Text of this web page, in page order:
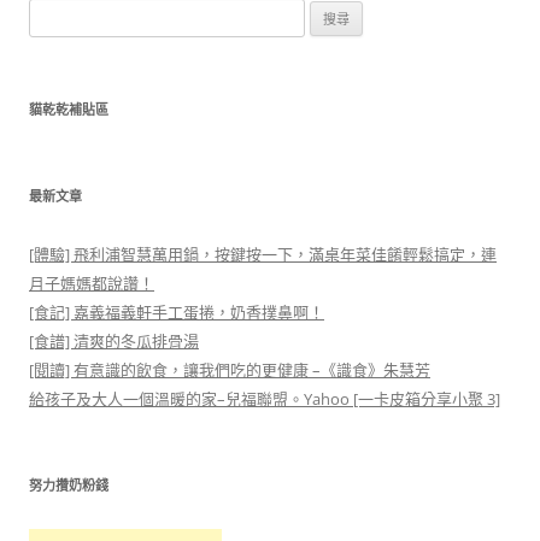
尋
鍵
貓乾乾補貼區
最新文章
[體驗] 飛利浦智慧萬用鍋，按鍵按一下，滿桌年菜佳餚輕鬆搞定，連
月子媽媽都說讚！
[食記] 嘉義福義軒手工蛋捲，奶香撲鼻啊！
[食譜] 清爽的冬瓜排骨湯
[閱讀] 有意識的飲食，讓我們吃的更健康 –《識食》朱慧芳
給孩子及大人一個溫暖的家–兒福聯盟。Yahoo [一卡皮箱分享小聚 3]
努力攢奶粉錢